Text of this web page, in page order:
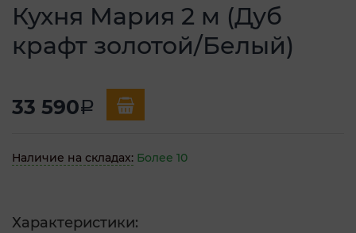
Кухня Мария 2 м (Дуб
крафт золотой/Белый)
33 590a
Наличие на складах: Более 10
Характеристики: